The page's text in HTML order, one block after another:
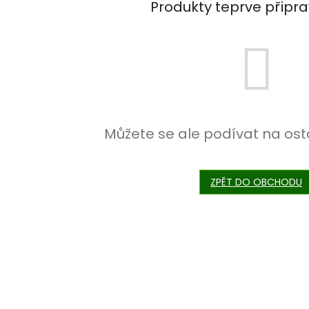
Produkty teprve
Můžete se ale podívat na
ZPĚT DO OBCHODU